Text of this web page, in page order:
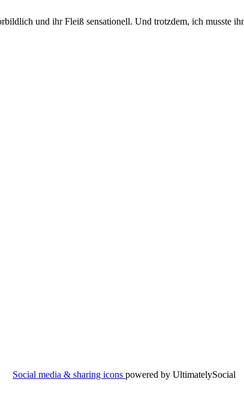
und ihr Fleiß sensationell. Und trotzdem, ich musste
Social media & sharing icons powered by UltimatelySocial